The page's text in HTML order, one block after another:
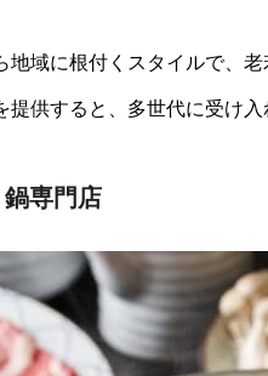
地域に根付くスタイルで、
供すると、多世代に受け入
専門店